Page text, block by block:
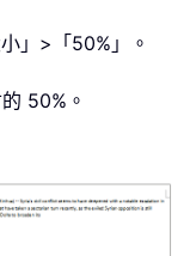
」>「50%」。
50%。